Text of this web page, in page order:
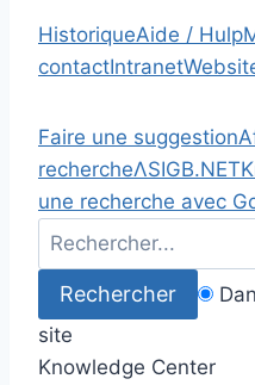
HistoriqueAide / Hulp
contactIntranet
Faire une suggestion
rechercheΛSIGB.NET
une recherche avec
site
Knowledge Center